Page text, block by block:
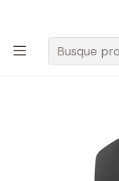
Despacho
Inicio
Mouse Con cable